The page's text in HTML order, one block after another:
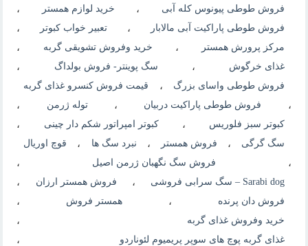
فروش طوطی پیونوس کله آبی ، خرید لوازم همستر ،
فروش طوطی پاراکیت آبی مالابار ، تعبیر خواب کبوتر ،
مرکز پرورش همستر ، خرید وفروش تشویقی گربه ،
غذای خرگوش ، سگ پوينتر- فروش بولداگ ،
فروش طوطی واسای بزرگ ، قیمت فروش کنسرو غذای گربه
، فروش طوطی پاراکیت دربیان ، توله ژرمن ،
کبوتر سبز فلوریس ، کبوتر امپراتور شکم دار چینی ،
سگ گرگی ، فروش همستر ، نبرد سگ ها ، قوچ اوریال
، فروش سگ نگهبان ژرمن اصیل ،
Sarabi dog – سگ سرابی فروشی ، فروش همستر ارزان ،
فروش دان پرنده ، همستر فروش ،
خرید وفروش غذای گربه ،
غذای گربه پوچ های سوپر پریمیوم لئوناردو ،